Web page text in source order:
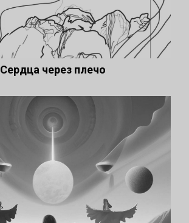
Сердца через плечо